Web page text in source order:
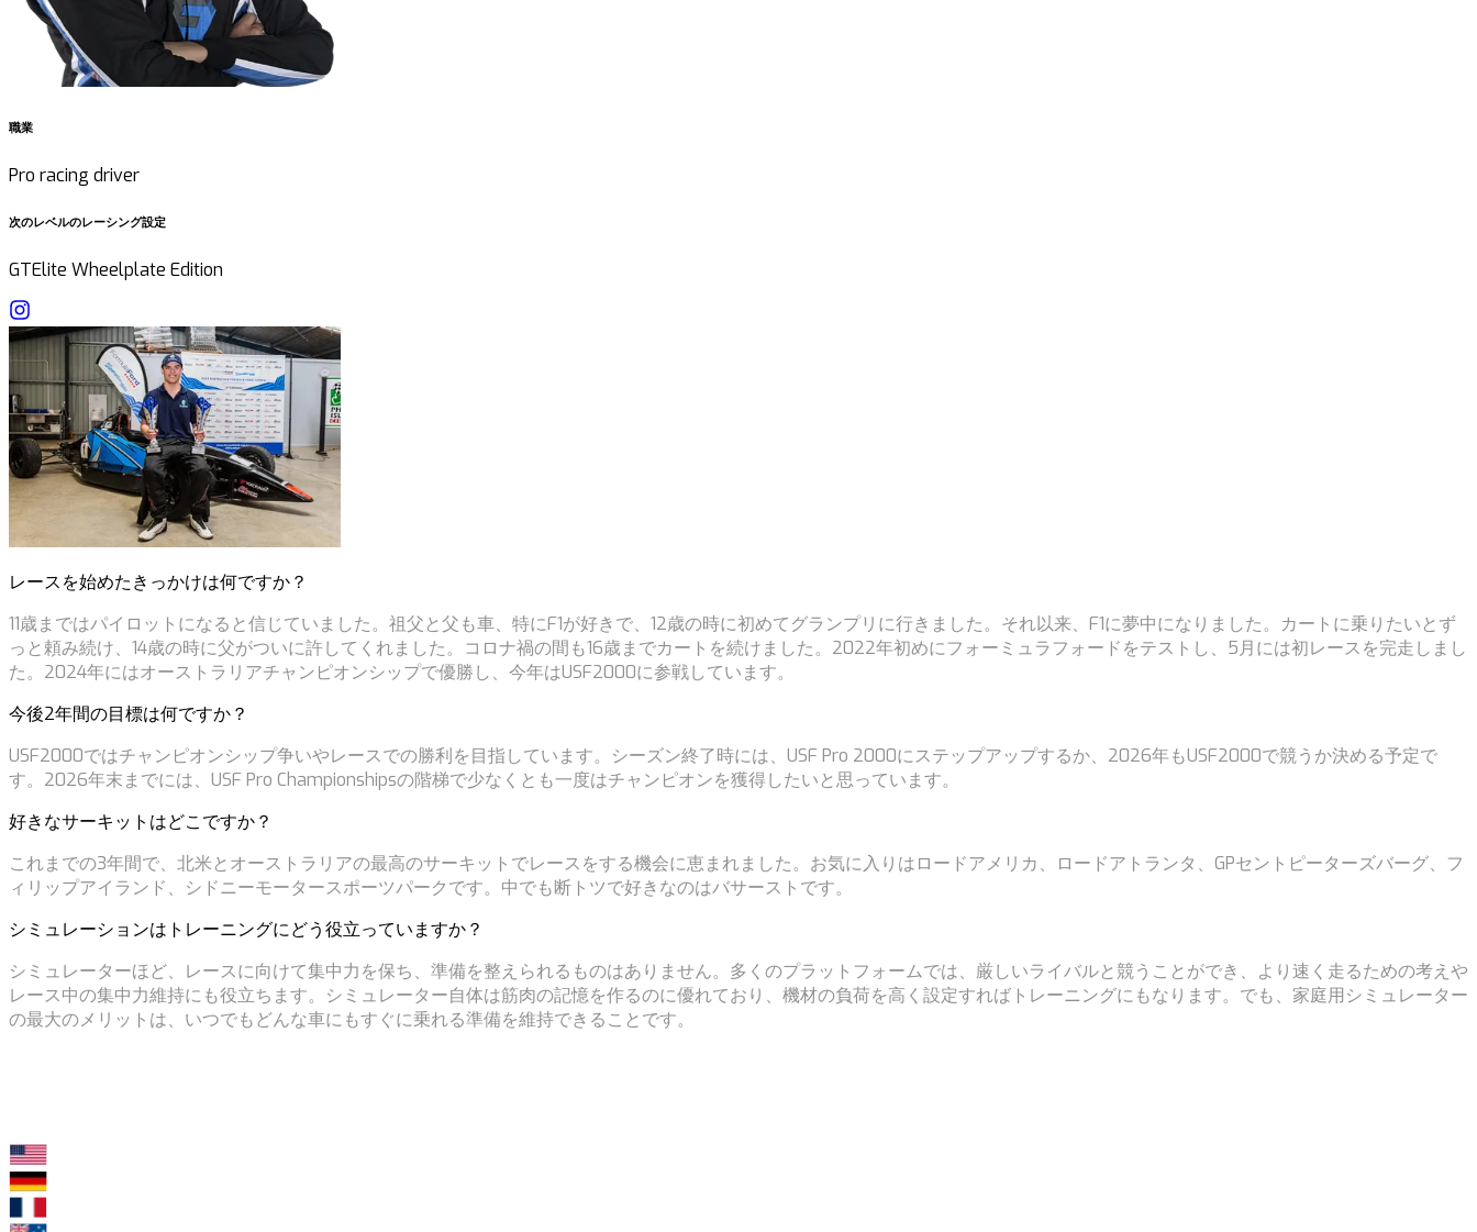
職業
Pro racing driver
次のレベルのレーシング設定
GTElite Wheelplate Edition
レースを始めたきっかけは何ですか？
11歳まではパイロットになると信じていました。祖父と父も車、特にF1が好きで、12歳の時に初めてグランプリに行きました。それ以来、F1に夢中になりました。カートに乗りたいとず
っと頼み続け、14歳の時に父がついに許してくれました。コロナ禍の間も16歳までカートを続けました。2022年初めにフォーミュラフォードをテストし、5月には初レースを完走しまし
た。2024年にはオーストラリアチャンピオンシップで優勝し、今年はUSF2000に参戦しています。
今後2年間の目標は何ですか？
USF2000ではチャンピオンシップ争いやレースでの勝利を目指しています。シーズン終了時には、USF Pro 2000にステップアップするか、2026年もUSF2000で競うか決める予定で
す。2026年末までには、USF Pro Championshipsの階梯で少なくとも一度はチャンピオンを獲得したいと思っています。
好きなサーキットはどこですか？
これまでの3年間で、北米とオーストラリアの最高のサーキットでレースをする機会に恵まれました。お気に入りはロードアメリカ、ロードアトランタ、GPセントピーターズバーグ、フ
ィリップアイランド、シドニーモータースポーツパークです。中でも断トツで好きなのはバサーストです。
シミュレーションはトレーニングにどう役立っていますか？
シミュレーターほど、レースに向けて集中力を保ち、準備を整えられるものはありません。多くのプラットフォームでは、厳しいライバルと競うことができ、より速く走るための考えや
レース中の集中力維持にも役立ちます。シミュレーター自体は筋肉の記憶を作るのに優れており、機材の負荷を高く設定すればトレーニングにもなります。でも、家庭用シミュレーター
の最大のメリットは、いつでもどんな車にもすぐに乗れる準備を維持できることです。